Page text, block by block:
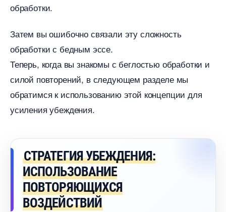
обработки.
Затем вы ошибочно связали эту сложность
обработки с бедным эссе.
Теперь, когда вы знакомы с беглостью обработки и
силой повторений, в следующем разделе мы
обратимся к использованию этой концепции для
усиления убеждения.
СТРАТЕГИЯ УБЕЖДЕНИЯ:
ИСПОЛЬЗОВАНИЕ
ПОВТОРЯЮЩИХСЯ
ОЗДЕЙСТВИЙ